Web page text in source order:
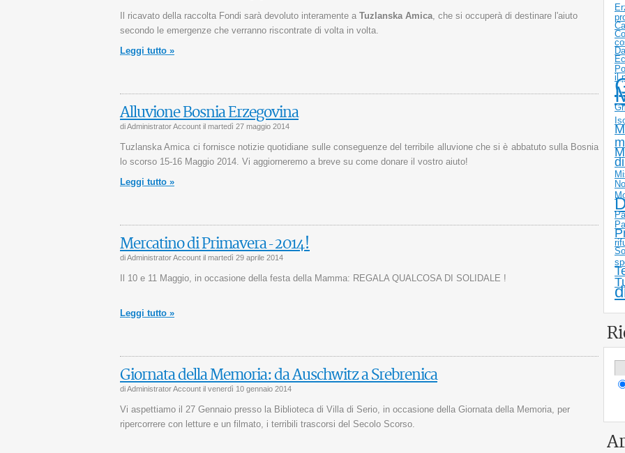
Il ricavato della raccolta Fondi sarà devoluto interamente a Tuzlanska Amica, che si occuperà di destinare l'aiuto
secondo le emergenze che verranno riscontrate di volta in volta.
Leggi tutto »
Alluvione Bosnia Erzegovina
di Administrator Account il martedì 27 maggio 2014
Tuzlanska Amica ci fornisce notizie quotidiane sulle conseguenze del terribile alluvione che si è abbatuto sulla Bosnia
lo scorso 15-16 Maggio 2014. Vi aggiorneremo a breve su come donare il vostro aiuto!
Leggi tutto »
Mercatino di Primavera - 2014!
di Administrator Account il martedì 29 aprile 2014
Il 10 e 11 Maggio, in occasione della festa della Mamma: REGALA QUALCOSA DI SOLIDALE !
Leggi tutto »
Giornata della Memoria: da Auschwitz a Srebrenica
di Administrator Account il venerdì 10 gennaio 2014
Vi aspettiamo il 27 Gennaio presso la Biblioteca di Villa di Serio, in occasione della Giornata della Memoria, per
ripercorrere con letture e un filmato, i terribili trascorsi del Secolo Scorso.
il